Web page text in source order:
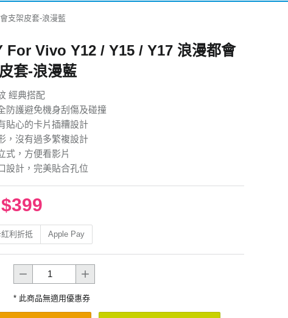
支架皮套-浪漫藍
For Vivo Y12 / Y15 / Y17 浪漫都會
套-浪漫藍
經典搭配
防護避免機身刮傷及碰撞
貼心的卡片插糟設計
，沒有過多繁複設計
式，方便看影片
設計，完美貼合孔位
$399
利折抵 Apple Pay
* 此商品無適用優惠券